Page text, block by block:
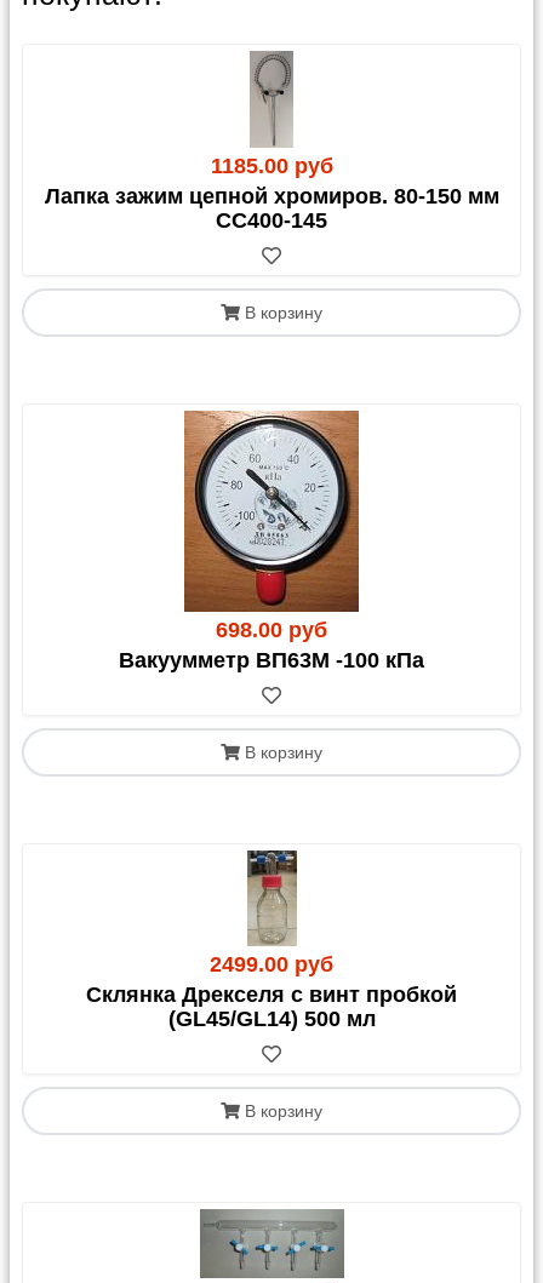
1185.00 руб
Лапка зажим цепной хромиров. 80-150 мм
СС400-145
В корзину
698.00 руб
Вакуумметр ВП63М -100 кПа
В корзину
2499.00 руб
Склянка Дрекселя с винт пробкой
(GL45/GL14) 500 мл
В корзину